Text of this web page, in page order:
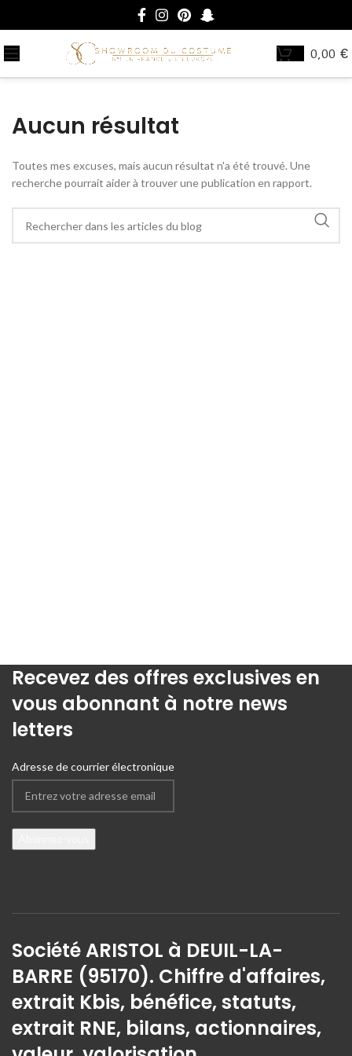
0,00 €
Aucun résultat
Toutes mes excuses, mais aucun résultat n'a été trouvé. Une
recherche pourrait aider à trouver une publication en rapport.
Recevez des offres exclusives en
vous abonnant à notre news
letters
Adresse de courrier électronique
Société ARISTOL à DEUIL-LA-
BARRE (95170). Chiffre d'affaires,
extrait Kbis, bénéfice, statuts,
extrait RNE, bilans, actionnaires,